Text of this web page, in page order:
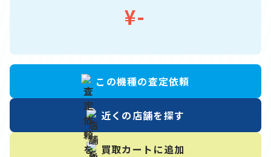
¥-
買取カートに追加
近くの店舗を探す
この機種の査定依頼